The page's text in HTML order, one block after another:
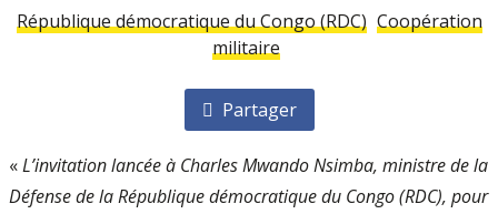
République démocratique du Congo (RDC) Coopération
militaire
Partager
«L’invitation lancée à Charles Mwando Nsimba, ministre de la
Défense de la République démocratique du Congo (RDC), pour